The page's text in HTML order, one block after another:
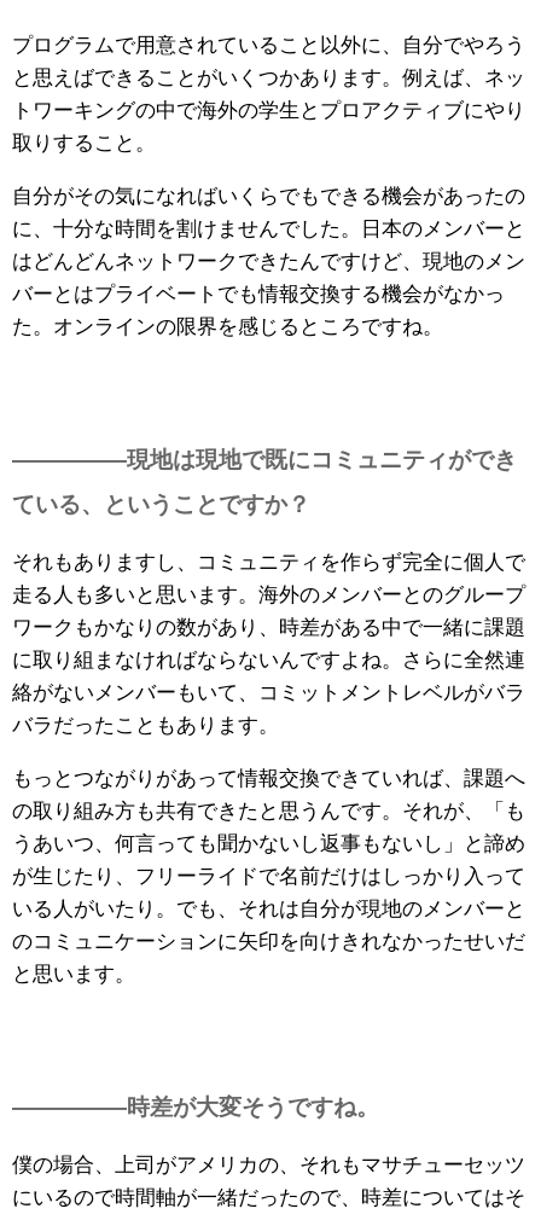
プログラムで用意されていること以外に、自分でやろう
と思えばできることがいくつかあります。例えば、ネッ
トワーキングの中で海外の学生とプロアクティブにやり
取りすること。
自分がその気になればいくらでもできる機会があったの
に、十分な時間を割けませんでした。日本のメンバーと
はどんどんネットワークできたんですけど、現地のメン
バーとはプライベートでも情報交換する機会がなかっ
た。オンラインの限界を感じるところですね。
—————現地は現地で既にコミュニティができ
ている、ということですか？
それもありますし、コミュニティを作らず完全に個人で
走る人も多いと思います。 海外のメンバーとのグループ
ワークもかなりの数があり、時差がある中で一緒に課題
に取り組まなければならないんですよね。さらに全然連
絡がないメンバーもいて、コミットメントレベルがバラ
バラだったこともあります。
もっとつながりがあって情報交換できていれば、課題へ
の取り組み方も共有できたと思うんです。それが、「も
うあいつ、何言っても聞かないし返事もないし」と諦め
が生じたり、フリーライドで名前だけはしっかり入って
いる人がいたり。でも、それは自分が現地のメンバーと
のコミュニケーションに矢印を向けきれなかったせいだ
と思います。
—————時差が大変そうですね。
僕の場合、上司がアメリカの、それもマサチューセッツ
にいるので時間軸が一緒だったので、時差についてはそ